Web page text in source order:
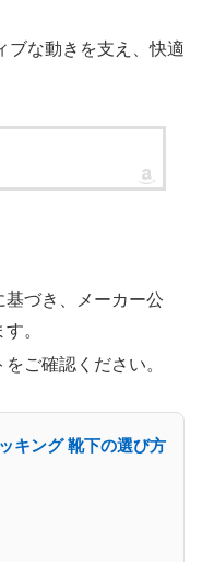
ブな動きを支え、快適
づき、メーカー公
。
ご確認ください。
キング 靴下の選び方